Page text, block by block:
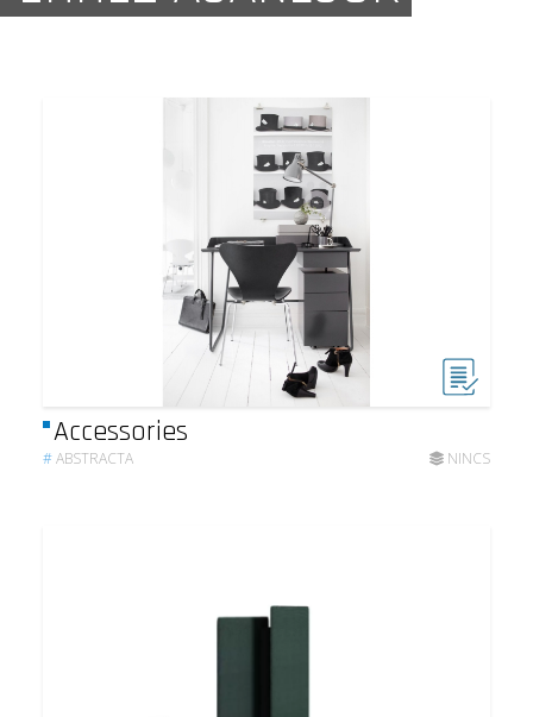
Accessories
#ABSTRACTA NINCS